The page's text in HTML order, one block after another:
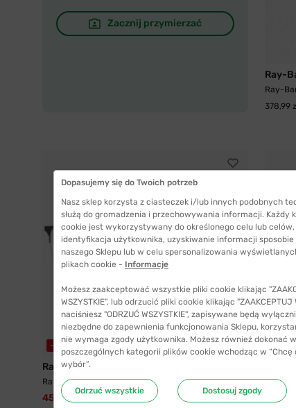
Zacznij przymierzać
Ray-
Ray-
378,99
-6%
Ray-Ban®
Ray-Ban® 6513 3161 55
450,99 zł 479,90 zł
Dopasujemy się do Twoich potrzeb
Nasz sklep korzysta z ciasteczek i/lub innych podobnych
służą do gromadzenia i przechowywania informacji. Każdy
cookie jest wykorzystywany do określonego celu lub
identyfikacja użytkownika, uzyskiwanie informacji sposobie
naszego Sklepu lub w celu spersonalizowania
plikach cookie - Informacje
Możesz zaakceptować wszystkie pliki cookie klikając
WSZYSTKIE", lub odrzucić pliki cookie klikając "ZAAKCEPTUJ
naciśniesz "ODRZUĆ WSZYSTKIE", zapisywane będą
niezbędne do zapewnienia funkcjonowania Sklepu,
nie wymaga zgody użytkownika. Możesz również dokonać
poszczególnych kategorii plików cookie wchodząc w “Chcę
wybór”.
Odrzuć wszystkie Dostosuj zgody